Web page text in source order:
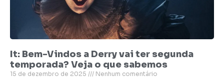
It: Bem-Vindos a Derry vai ter segunda
temporada? Veja o que sabemos
15 de dezembro de 2025 Nenhum comentário